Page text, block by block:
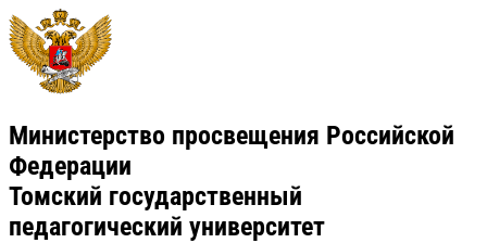
Министерство просвещения Российской
Федерации
Томский государственный
педагогический университет